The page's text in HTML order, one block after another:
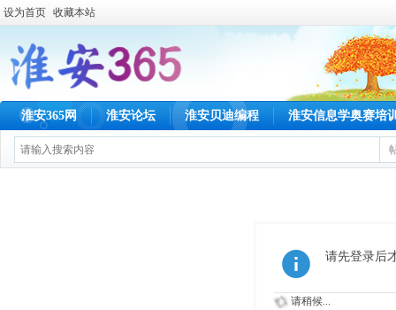
设为首页 收藏本站
淮安365网 淮安论坛 淮安贝迪编程 淮安信息学奥赛培
请先登录后
请稍候...